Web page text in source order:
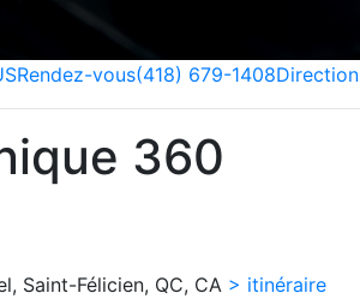
Rendez-vous(418) 679-1408Direction
360
Saint-Félicien, QC, CA > itinéraire